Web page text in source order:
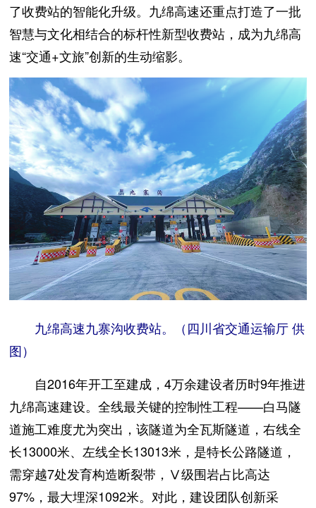
了收费站的智能化升级。九绵高速还重点打造了一批
智慧与文化相结合的标杆性新型收费站，成为九绵高
速“交通+文旅”创新的生动缩影。
九绵高速九寨沟收费站。（四川省交通运输厅 供
图）
自2016年开工至建成，4万余建设者历时9年推进
九绵高速建设。全线最关键的控制性工程——白马隧
道施工难度尤为突出，该隧道为全瓦斯隧道，右线全
长13000米、左线全长13013米，是特长公路隧道，
需穿越7处发育构造断裂带，Ⅴ级围岩占比高达
97%，最大埋深1092米。对此，建设团队创新采